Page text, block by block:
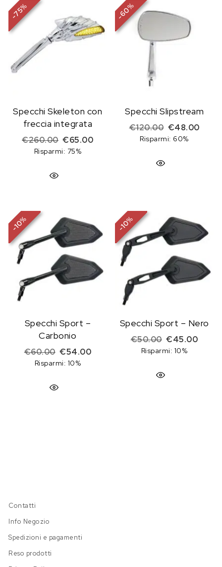
-
75
%
Specchi Skeleton con
freccia integrata
€260.00 Il prezzo originale era: €260.00.
€65.00Il prezzo attuale è: €65.00.
Risparmi: 75%
-
60
%
Specchi Slipstream
€120.00 Il prezzo
€48.00Il
Risparmi: 60%
-
10
%
Specchi Sport –
Carbonio
€60.00 Il prezzo originale era: €60.00.
€54.00Il prezzo attuale è: €54.00.
Risparmi: 10%
-
10
%
Specchi Sport – Nero
€50.00 Il prezzo
€45.00Il
Risparmi: 10%
Contatti
Info Negozio
Spedizioni e pagamenti
Reso prodotti